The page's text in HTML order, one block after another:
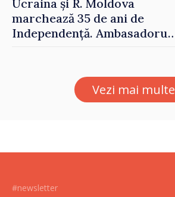
Ucraina și R. Moldova
marchează 35 de ani de
Independență. Ambasadorul
suntem rezistenți și știm să
ne punctăm prioritățile
pentru viitor”
Vezi mai multe
#newsletter